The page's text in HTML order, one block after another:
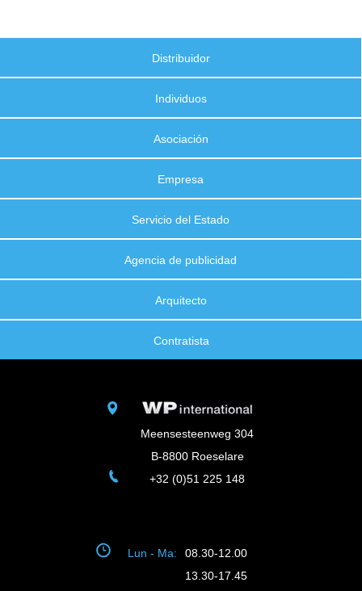
Distribuidor
Individuos
Asociación
Empresa
Servicio del Estado
Agencia de publicidad
Arquitecto
Contratista
Meensesteenweg 304
B-8800 Roeselare
+32 (0)51 225 148
Lun - Ma:
08.30-12.00
13.30-17.45